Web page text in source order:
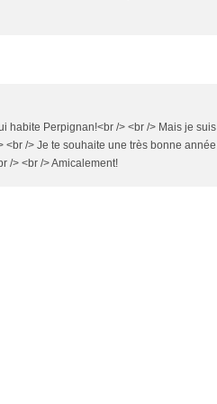
habite Perpignan!<br /> <br /> Mais je suis
/> Je te souhaite une très bonne année
/> <br /> Amicalement!